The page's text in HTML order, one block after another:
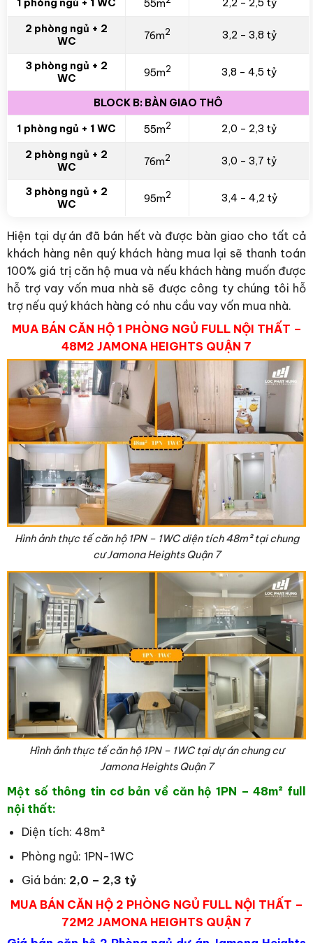
1 phòng ngủ + 1 WC 55m 2,2 – 2,5 tỷ
2 phòng ngủ + 2
WC
76m2 3,2 – 3,8 tỷ
3 phòng ngủ + 2
WC
95m2 3,8 – 4,5 tỷ
BLOCK B: BÀN GIAO THÔ
1 phòng ngủ + 1 WC 55m2 2,0 – 2,3 tỷ
2 phòng ngủ + 2
WC
76m2 3,0 – 3,7 tỷ
3 phòng ngủ + 2
WC
95m2 3,4 – 4,2 tỷ
Hiện tại dự án đã bán hết và được bàn giao cho tất cả
khách hàng nên quý khách hàng mua lại sẽ thanh toán
100% giá trị căn hộ mua và nếu khách hàng muốn được
hỗ trợ vay vốn mua nhà sẽ được công ty chúng tôi hỗ
trợ nếu quý khách hàng có nhu cầu vay vốn mua nhà.
MUA BÁN CĂN HỘ 1 PHÒNG NGỦ FULL NỘI THẤT –
48M2 JAMONA HEIGHTS QUẬN 7
Hình ảnh thực tế căn hộ 1PN – 1WC diện tích 48m²tại chung
cư Jamona Heights Quận 7
Hình ảnh thực tế căn hộ 1PN – 1WC tại dự án chung cư
Jamona Heights Quận 7
Một số thông tin cơ bản về căn hộ 1PN – 48m² full
nội thất:
Diện tích: 48m²
Phòng ngủ: 1PN-1WC
Giá bán: 2,0 – 2,3 tỷ
MUA BÁN CĂN HỘ 2 PHÒNG NGỦ FULL NỘI THẤT –
72M2 JAMONA HEIGHTS QUẬN 7